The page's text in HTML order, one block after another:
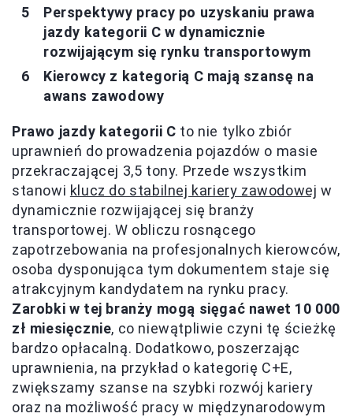
Perspektywy pracy po uzyskaniu prawa
jazdy kategorii C w dynamicznie
rozwijającym się rynku transportowym
Kierowcy z kategorią C mają szansę na
awans zawodowy
Prawo jazdy kategorii C to nie tylko zbiór
uprawnień do prowadzenia pojazdów o masie
przekraczającej 3,5 tony. Przede wszystkim
stanowi klucz do stabilnej kariery zawodowej w
dynamicznie rozwijającej się branży
transportowej. W obliczu rosnącego
zapotrzebowania na profesjonalnych kierowców,
osoba dysponująca tym dokumentem staje się
atrakcyjnym kandydatem na rynku pracy.
Zarobki w tej branży mogą sięgać nawet 10 000
zł miesięcznie, co niewątpliwie czyni tę ścieżkę
bardzo opłacalną. Dodatkowo, poszerzając
uprawnienia, na przykład o kategorię C+E,
zwiększamy szanse na szybki rozwój kariery
oraz na możliwość pracy w międzynarodowym